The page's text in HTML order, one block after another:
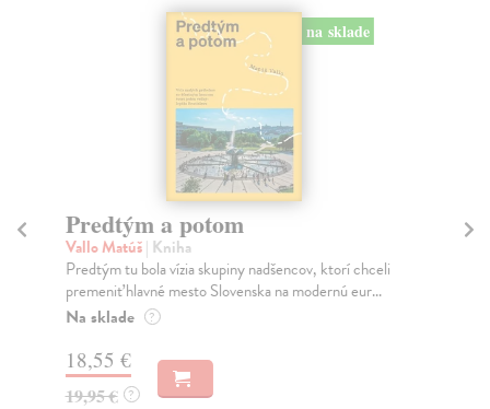
Město a jeho nejisté zdi
Murakami Haruki
Ty jsi to byla, kdo mi vyprávěl o tom městě. Město a
jeho nejisté zdi – dlouho očekávaný román Haru...
Na sklade
31,21 €
32,85 € ?